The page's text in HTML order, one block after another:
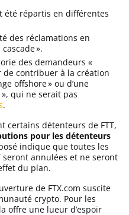
été répartis en différentes
des réclamations en
».
des demandeurs «
de contribuer à la création
offshore » ou d’une
qui ne serait pas
.
certains détenteurs de FTT,
pour les détenteurs
indique que toutes les
seront annulées et ne seront
du plan.
de FTX.com suscite
crypto. Pour les
offre une lueur d’espoir